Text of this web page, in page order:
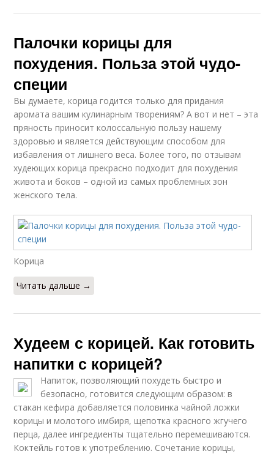
Палочки корицы для
похудения. Польза этой чудо-
специи
Вы думаете, корица годится только для придания
аромата вашим кулинарным творениям? А вот и нет – эта
пряность приносит колоссальную пользу нашему
здоровью и является действующим способом для
избавления от лишнего веса. Более того, по отзывам
худеющих корица прекрасно подходит для похудения
живота и боков – одной из самых проблемных зон
женского тела.
Корица
Читать дальше →
Худеем с корицей. Как готовить
напитки с корицей?
Напиток, позволяющий похудеть быстро и
безопасно, готовится следующим образом: в
стакан кефира добавляется половинка чайной ложки
корицы и молотого имбиря, щепотка красного жгучего
перца, далее ингредиенты тщательно перемешиваются.
Коктейль готов к употреблению. Сочетание корицы,